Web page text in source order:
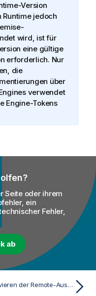
-Version
Runtime jedoch
wird, ist für
eine gültige
erforderlich. Nur
die
über
verwendet
Engine-Tokens
Seite oder ihrem
ein
Fehler,
ab
Aktivieren der Remote-Ausführung in Talend Studio für das Job-Debugging